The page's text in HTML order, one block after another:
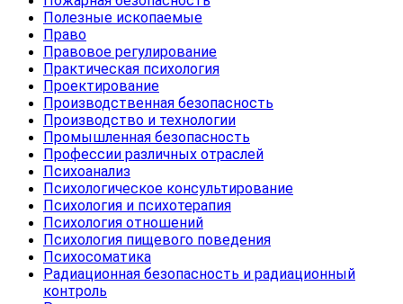
Полезные ископаемые
Право
Правовое регулирование
Практическая психология
Проектирование
Производственная безопасность
Производство и технологии
Промышленная безопасность
Профессии различных отраслей
Психоанализ
Психологическое консультирование
Психология и психотерапия
Психология отношений
Психология пищевого поведения
Психосоматика
Радиационная безопасность и радиационный
контроль